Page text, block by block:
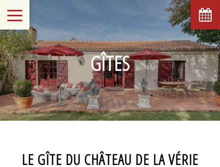
GÎTES
LE GÎTE DU CHÂTEAU DE LA VÉRIE